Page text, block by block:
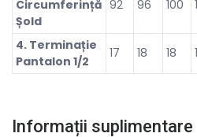
Circumferință
Șold
92 96 100
4. Terminație
Pantalon 1/2
17 18 18
Informații suplimentare